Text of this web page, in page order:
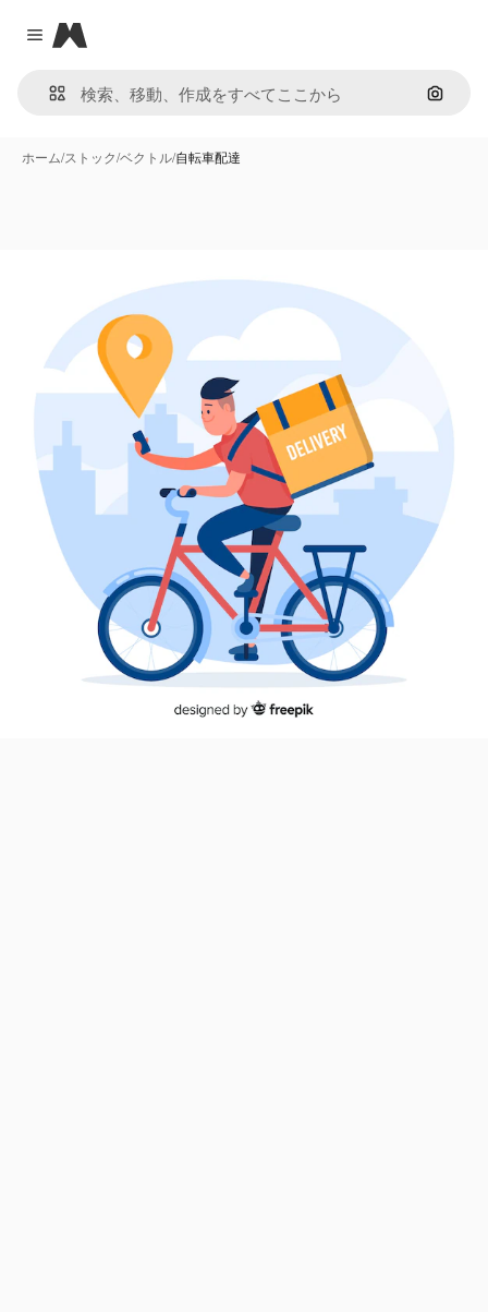
Close menu
Magnific
画像で
ホーム/ストック/ベクトル/自転車配達